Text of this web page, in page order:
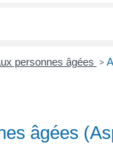
personnes âgées >
âgées